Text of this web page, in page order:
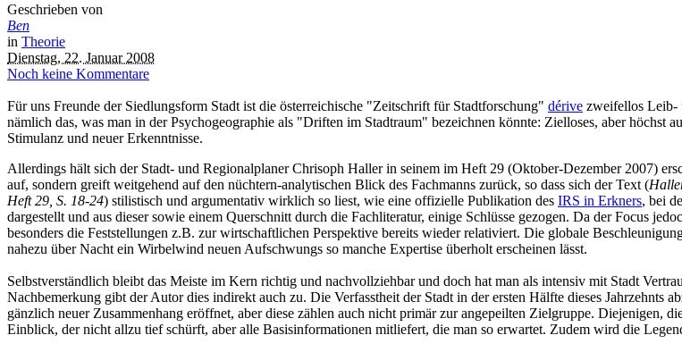
Geschrieben von
Ben
in Theorie
Dienstag, 22. Januar 2008
Noch keine Kommentare
Für uns Freunde der Siedlungsform Stadt ist die österreichische "Zeitschrift für Stadtforschung" dérive zweifellos Leib-
nämlich das, was man in der Psychogeographie als "Driften im Stadtraum" bezeichnen könnte: Zielloses, aber höchst
Stimulanz und neuer Erkenntnisse.
Allerdings hält sich der Stadt- und Regionalplaner Chrisoph Haller in seinem im Heft 29 (Oktober-Dezember 2007)
auf, sondern greift weitgehend auf den nüchtern-analytischen Blick des Fachmanns zurück, so dass sich der Text (
Heft 29, S. 18-24) stilistisch und argumentativ wirklich so liest, wie eine offizielle Publikation des IRS in Erkners, bei
dargestellt und aus dieser sowie einem Querschnitt durch die Fachliteratur, einige Schlüsse gezogen. Da der Focus
besonders die Feststellungen z.B. zur wirtschaftlichen Perspektive bereits wieder relativiert. Die globale
nahezu über Nacht ein Wirbelwind neuen Aufschwungs so manche Expertise überholt erscheinen lässt.
Selbstverständlich bleibt das Meiste im Kern richtig und nachvollziehbar und doch hat man als intensiv mit Stadt
Nachbemerkung gibt der Autor dies indirekt auch zu. Die Verfasstheit der Stadt in der ersten Hälfte dieses Jahrzehnts
gänzlich neuer Zusammenhang eröffnet, aber diese zählen auch nicht primär zur angepeilten Zielgruppe. Diejenigen,
Einblick, der nicht allzu tief schürft, aber alle Basisinformationen mitliefert, die man so erwartet. Zudem wird die